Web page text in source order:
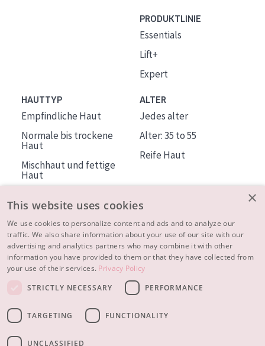
PRODUKTLINIE
Essentials
Lift+
Expert
HAUTTYP
Empfindliche Haut
Normale bis trockene
Haut
Mischhaut und fettige
Haut
Haut
ALTER
Jedes alter
Alter: 35 to 55
Reife Haut
ÜBER DIADERMINE
Mehr über uns
Inspiration
×
This website uses cookies
We use cookies to personalize content and ads and to analyze our
traffic. We also share information about your use of our site with our
advertising and analytics partners who may combine it with other
information you have provided to them or that they have collected from
your use of their services. Privacy Policy
STRICTLY NECESSARY
PERFORMANCE
TARGETING FUNCTIONALITY
UNCLASSIFIED